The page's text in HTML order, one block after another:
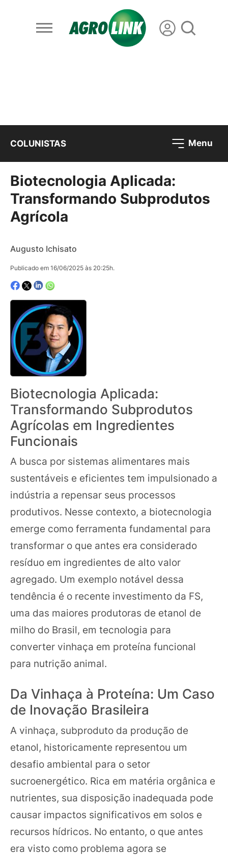
COLUNISTAS Menu
Biotecnologia Aplicada:
Transformando Subprodutos
Agrícola
Augusto Ichisato
Publicado em 16/06/2025 às 20:25h.
Biotecnologia Aplicada:
Transformando Subprodutos
Agrícolas em Ingredientes
Funcionais
A busca por sistemas alimentares mais
sustentáveis e eficientes tem impulsionado a
indústria a repensar seus processos
produtivos. Nesse contexto, a biotecnologia
emerge como ferramenta fundamental para
transformar o que antes era considerado
resíduo em ingredientes de alto valor
agregado. Um exemplo notável dessa
tendência é o recente investimento da FS,
uma das maiores produtoras de etanol de
milho do Brasil, em tecnologia para
converter vinhaça em proteína funcional
para nutrição animal.
Da Vinhaça à Proteína: Um Caso
de Inovação Brasileira
A vinhaça, subproduto da produção de
etanol, historicamente representou um
desafio ambiental para o setor
sucroenergético. Rica em matéria orgânica e
nutrientes, sua disposição inadequada pode
causar impactos significativos em solos e
recursos hídricos. No entanto, o que antes
era visto como problema agora se